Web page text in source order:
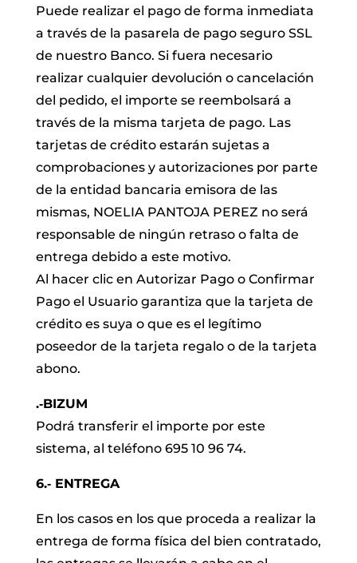
Puede realizar el pago de forma inmediata
a través de la pasarela de pago seguro SSL
de nuestro Banco. Si fuera necesario
realizar cualquier devolución o cancelación
del pedido, el importe se reembolsará a
través de la misma tarjeta de pago. Las
tarjetas de crédito estarán sujetas a
comprobaciones y autorizaciones por parte
de la entidad bancaria emisora de las
mismas, NOELIA PANTOJA PEREZ no será
responsable de ningún retraso o falta de
entrega debido a este motivo.
Al hacer clic en Autorizar Pago o Confirmar
Pago el Usuario garantiza que la tarjeta de
crédito es suya o que es el legítimo
poseedor de la tarjeta regalo o de la tarjeta
abono.
.‐BIZUM
Podrá transferir el importe por este
sistema, al teléfono 695 10 96 74.
6.‐ ENTREGA
En los casos en los que proceda a realizar la
entrega de forma física del bien contratado,